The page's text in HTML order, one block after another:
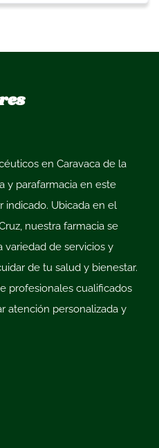
en Caravaca de la
y parafarmacia en este
indicado. Ubicada en el
nuestra farmacia se
variedad de servicios y
de tu salud y bienestar.
profesionales cualificados
atención personalizada y